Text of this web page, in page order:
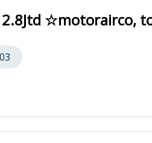
2.8Jtd ☆motorairco,